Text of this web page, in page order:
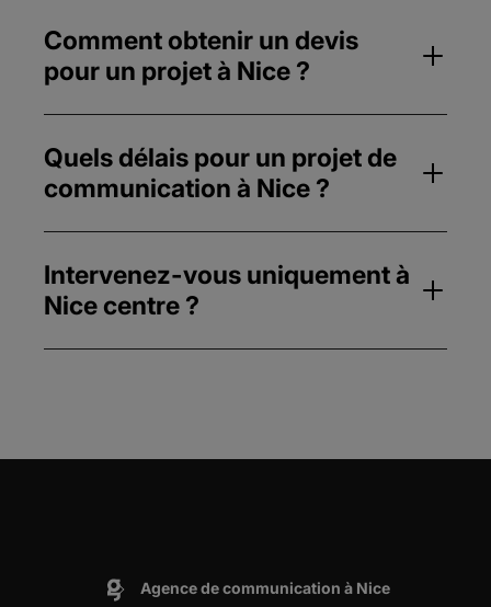
Comment obtenir un devis
pour un projet à Nice ?
Quels délais pour un projet de
communication à Nice ?
Intervenez-vous uniquement à
Nice centre ?
Agence de communication à Nice